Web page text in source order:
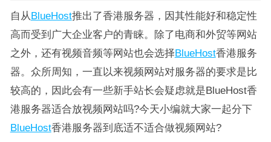
自从BlueHost推出了香港服务器，因其性能好和稳定性
高而受到广大企业客户的青睐。除了电商和外贸等网站
之外，还有视频音频等网站也会选择BlueHost香港服务
器。众所周知，一直以来视频网站对服务器的要求是比
较高的，因此会有一些新手站长会疑虑就是BlueHost香
港服务器适合放视频网站吗?今天小编就大家一起分下
BlueHost香港服务器到底适不适合做视频网站?